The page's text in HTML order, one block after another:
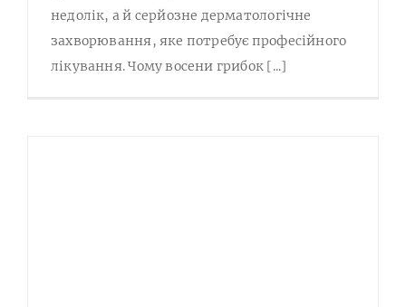
недолік, а й серйозне дерматологічне
захворювання, яке потребує професійного
лікування. Чому восени грибок [...]